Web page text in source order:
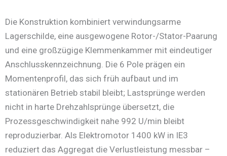
Die Konstruktion kombiniert verwindungsarme
Lagerschilde, eine ausgewogene Rotor-/Stator-Paarung
und eine großzügige Klemmenkammer mit eindeutiger
Anschlusskennzeichnung. Die 6 Pole prägen ein
Momentenprofil, das sich früh aufbaut und im
stationären Betrieb stabil bleibt; Lastsprünge werden
nicht in harte Drehzahlsprünge übersetzt, die
Prozessgeschwindigkeit nahe 992 U/min bleibt
reproduzierbar. Als Elektromotor 1400 kW in IE3
reduziert das Aggregat die Verlustleistung messbar –